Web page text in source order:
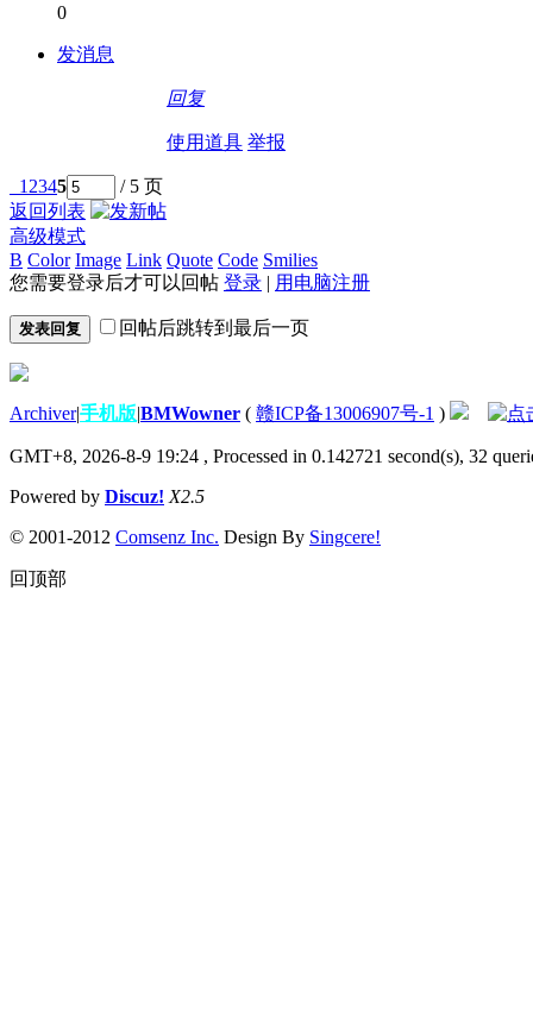
0
发消息
回复
使用道具 举报
1 2345
/ 5 页
返回列表
高级模式
B Color Image Link Quote Code Smilies
您需要登录后才可以回帖 登录 | 用电脑注册
发表回复 回帖后跳转到最后一页
Archiver|手机版|BMWowner ( 赣ICP备13006907号-1 )
GMT+8, 2026-8-9 19:24 , Processed in 0.142721 second(s), 32
Powered by Discuz! X2.5
© 2001-2012 Comsenz Inc. Design By Singcere!
回顶部